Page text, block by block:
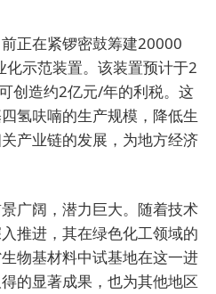
正在紧锣密鼓筹建20000
示范装置。该装置预计于2
创造约2亿元/年的利税。这
氢呋喃的生产规模，降低生
产业链的发展，为地方经济
广阔，潜力巨大。随着技术
推进，其在绿色化工领域的
物基材料中试基地在这一进
的显著成果，也为其他地区